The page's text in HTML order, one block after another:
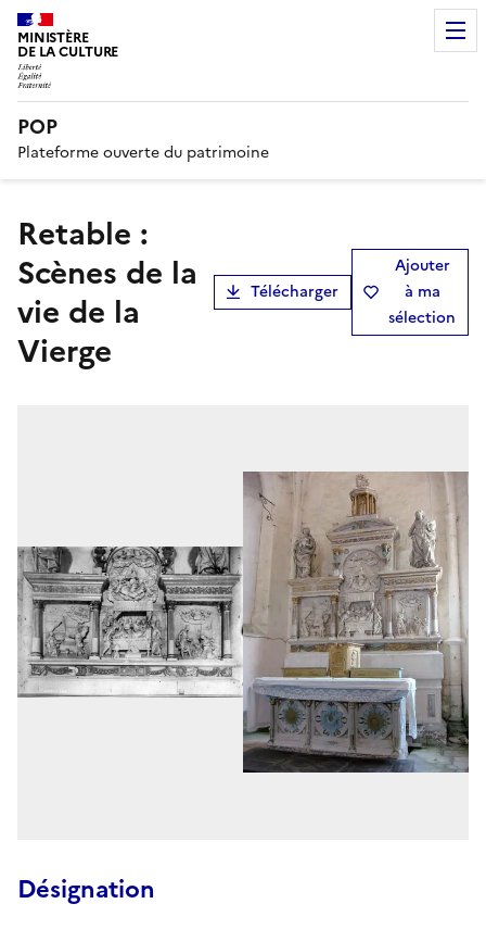
MINISTÈRE
DE LA CULTURE
POP
Plateforme ouverte du patrimoine
Retable :
Scènes de la
vie de la
Vierge
Télécharger
Ajouter
à ma
sélection
Désignation